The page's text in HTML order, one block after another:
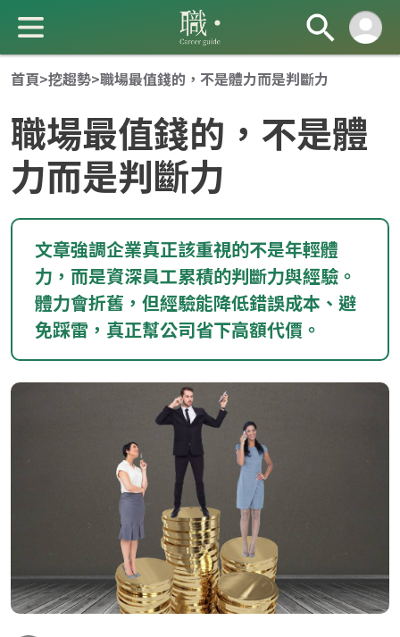
成 就 一 直 前 進 的 你
loanding...
首頁>挖趨勢>職場最值錢的，不是體力而是判斷力
職場最值錢的，不是體
力而是判斷力
文章強調企業真正該重視的不是年輕體
力，而是資深員工累積的判斷力與經驗。
體力會折舊，但經驗能降低錯誤成本、避
免踩雷，真正幫公司省下高額代價。